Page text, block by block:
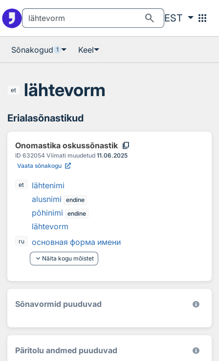
search EST apps
Sõnakogud 1 Keel
et lähtevorm
Erialasõnastikud
Onomastika oskussõnastik content_copy
ID 632054 Viimati muudetud 11.06.2025
Vaata sõnakogu
et
lähtenimi
alusnimi
endine
põhinimi endine
lähtevorm
ru
основная форма имени
keyboard_arrow_down Näita kogu mõistet
Sõnavormid puuduvad
Päritolu andmed puuduvad